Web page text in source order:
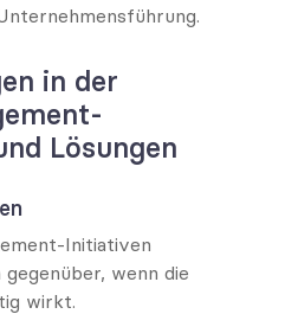
in der
Lösungen
Initiativen
wenn die
wirkt.